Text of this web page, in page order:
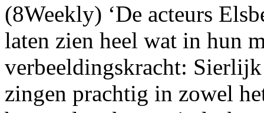
(8Weekly) ‘De acteurs
laten zien heel wat in hun
verbeeldingskracht:
zingen prachtig in zowel